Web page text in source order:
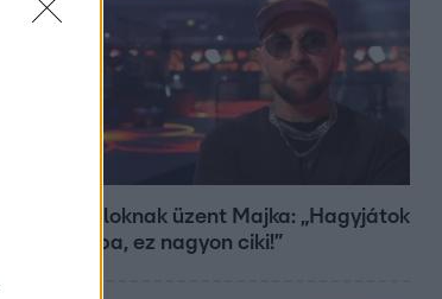
A fiataloknak üzent Majka: „Hagyjátok
ezt abba, ez nagyon ciki!”